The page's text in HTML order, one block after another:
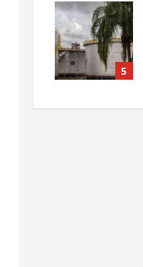
5